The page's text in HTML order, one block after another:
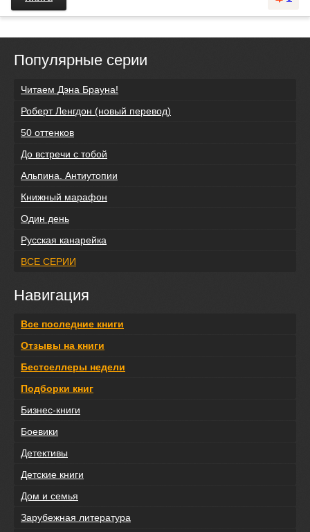
Популярные серии
Читаем Дэна Брауна!
Роберт Ленгдон (новый перевод)
50 оттенков
До встречи с тобой
Альпина. Антиутопии
Книжный марафон
Один день
Русская канарейка
ВСЕ СЕРИИ
Навигация
Все последние книги
Отзывы на книги
Бестселлеры недели
Подборки книг
Бизнес-книги
Боевики
Детективы
Детские книги
Дом и семья
Зарубежная литература